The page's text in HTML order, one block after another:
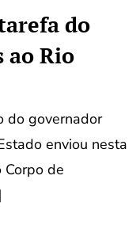
do
ao Rio
do governador
enviou nesta
de